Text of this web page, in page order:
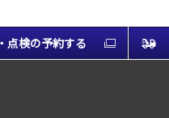
点検の予約する